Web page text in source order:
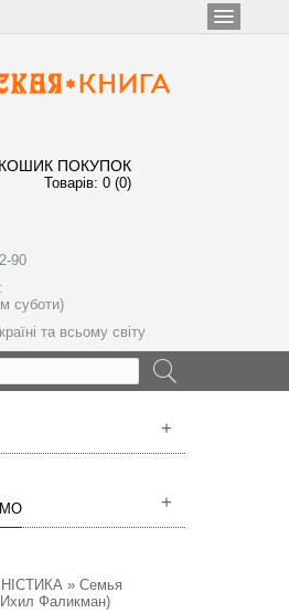
КОШИК ПОКУПОК
Товарів: 0 (0)
90
суботи)
та всьому світу
» Семья
Фаликман)